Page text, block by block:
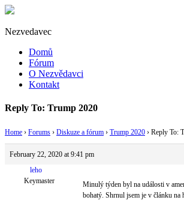
Nezvedavec
Domů
Fórum
O Nezvědavci
Kontakt
Reply To: Trump 2020
Home › Forums › Diskuze a fórum › Trump 2020 › Reply To:
February 22, 2020 at 9:41 pm
leho
Keymaster
Minulý týden byl na události v
bohatý. Shrnul jsem je v článku na